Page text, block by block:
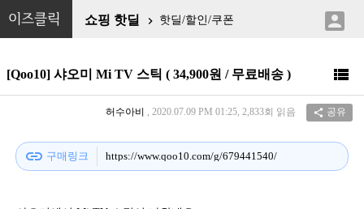
이즈클릭 쇼핑 핫딜  핫딜/할인/쿠폰 
[Qoo10] 샤오미 Mi TV 스틱 ( 34,900원 / 무료배송 ) 
허수아비 , 2020.07.09 PM 01:25, 2,833회 읽음  공유
link 구매링크 https://www.qoo10.com/g/679441540/